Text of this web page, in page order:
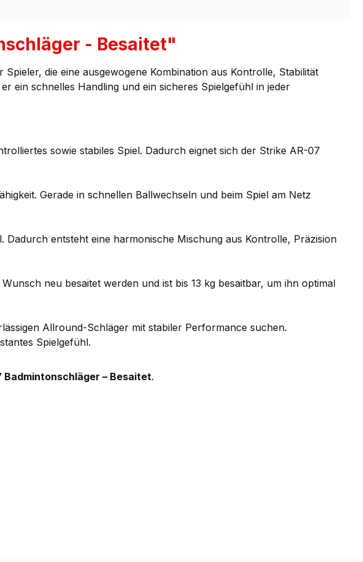
- Besaitet"
die eine ausgewogene Kombination aus Kontrolle, Stabilität
ein schnelles Handling und ein sicheres Spielgefühl in jeder
sowie stabiles Spiel. Dadurch eignet sich der Strike AR-07
Gerade in schnellen Ballwechseln und beim Spiel am Netz
entsteht eine harmonische Mischung aus Kontrolle, Präzision
neu besaitet werden und ist bis 13 kg besaitbar, um ihn optimal
Allround-Schläger mit stabiler Performance suchen.
Spielgefühl.
Badmintonschläger – Besaitet.